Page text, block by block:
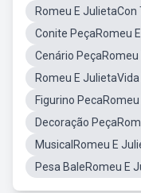
Romeu E JulietaCon
Conite PeçaRomeu
Cenário PeçaRomeu
Romeu E JulietaVida
Figurino
Decoração
MusicalRomeu E
Pesa BaleRomeu E